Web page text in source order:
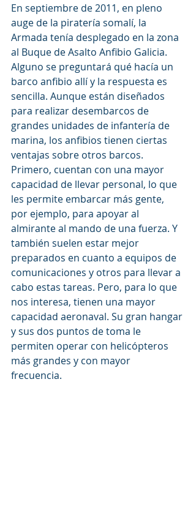
En septiembre de 2011, en pleno
auge de la piratería somalí, la
Armada tenía desplegado en la zona
al Buque de Asalto Anfibio Galicia.
Alguno se preguntará qué hacía un
barco anfibio allí y la respuesta es
sencilla. Aunque están diseñados
para realizar desembarcos de
grandes unidades de infantería de
marina, los anfibios tienen ciertas
ventajas sobre otros barcos.
Primero, cuentan con una mayor
capacidad de llevar personal, lo que
les permite embarcar más gente,
por ejemplo, para apoyar al
almirante al mando de una fuerza. Y
también suelen estar mejor
preparados en cuanto a equipos de
comunicaciones y otros para llevar a
cabo estas tareas. Pero, para lo que
nos interesa, tienen una mayor
capacidad aeronaval. Su gran hangar
y sus dos puntos de toma le
permiten operar con helicópteros
más grandes y con mayor
frecuencia.